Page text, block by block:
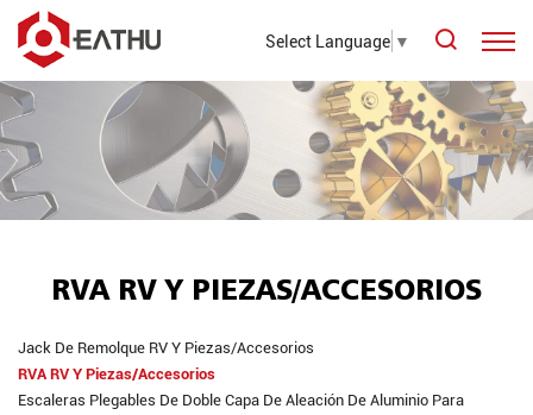
Select Language ▼
RVA RV Y PIEZAS/ACCESORIOS
Jack De Remolque RV Y Piezas/accesorios
RVA RV Y Piezas/accesorios
Escaleras Plegables De Doble Capa De Aleación De Aluminio Para